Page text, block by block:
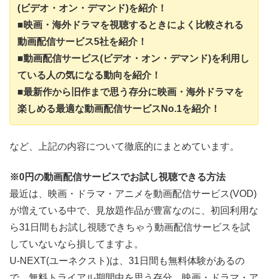
(ビデオ・オン・デマンド)を紹介！
■映画・海外ドラマを視聴するときによく比較される
動画配信サービス5社を紹介！
■動画配信サービス(ビデオ・オン・デマンド)を利用し
ている人の気になる動向を紹介！
■最新作から旧作まで思う存分に映画・海外ドラマを
楽しめる最適な動画配信サービスNo.1を紹介！
など、上記の内容について徹底的にまとめています。
※0円の動画配信サービスでお試し視聴できる方法
最近は、映画・ドラマ・アニメを動画配信サービス(VOD)
が増えている中で、見放題作品が豊富なのに、初回利用な
ら31日間もお試し視聴できちゃう動画配信サービスを試
していないなら損してますよ。
U-NEXT(ユーネクスト)は、31日間も無料体験があるの